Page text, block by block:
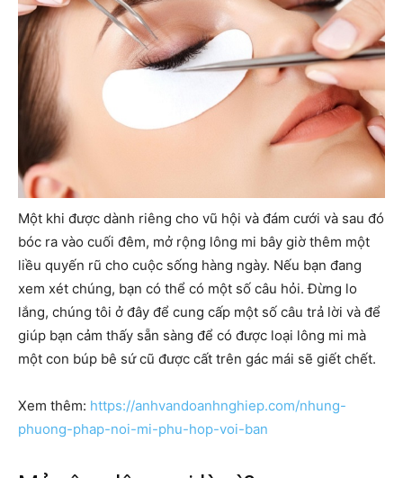
Một khi được dành riêng cho vũ hội và đám cưới và sau đó
bóc ra vào cuối đêm, mở rộng lông mi bây giờ thêm một
liều quyến rũ cho cuộc sống hàng ngày. Nếu bạn đang
xem xét chúng, bạn có thể có một số câu hỏi. Đừng lo
lắng, chúng tôi ở đây để cung cấp một số câu trả lời và để
giúp bạn cảm thấy sẵn sàng để có được loại lông mi mà
một con búp bê sứ cũ được cất trên gác mái sẽ giết chết.
Xem thêm: https://anhvandoanhnghiep.com/nhung-
phuong-phap-noi-mi-phu-hop-voi-ban